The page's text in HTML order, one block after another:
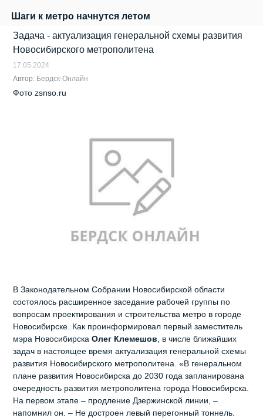
Шаги к метро начнутся летом
Задача - актуализация генеральной схемы развития
Новосибирского метрополитена
17.05.2024
Автор: Бердск-Онлайн
Фото zsnso.ru
В Законодательном Собрании Новосибирской области
состоялось расширенное заседание рабочей группы по
вопросам проектирования и строительства метро в городе
Новосибирске. Как проинформировал первый заместитель
мэра НовосибирскаОлег Клемешов , в числе ближайших
задач в настоящее время актуализация генеральной схемы
развития Новосибирского метрополитена. «В генеральном
плане развития Новосибирска до 2030 года запланирована
очередность развития метрополитена города Новосибирска.
На первом этапе – продление Дзержинской линии, –
напомнил он. – Не достроен левый перегонный тоннель.